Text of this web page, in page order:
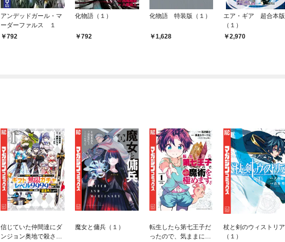
アンデッドガール・マ
ーダーファルス １
792
化物語（１）
792
化物語 特装版（１）
1,628
エア・ギア 超合本版
（１）
2,970
信じていた仲間達にダ
ンジョン奥地で殺され
魔女と傭兵（１）
転生したら第七王子だ
ったので、気ままに魔
杖と剣のウィストリア
（１）